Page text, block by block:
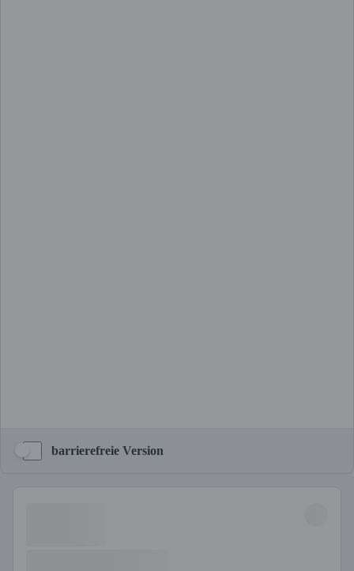
barrierefreie Version